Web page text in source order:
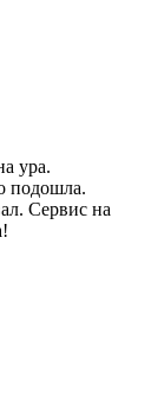
ура.
подошла.
Сервис на